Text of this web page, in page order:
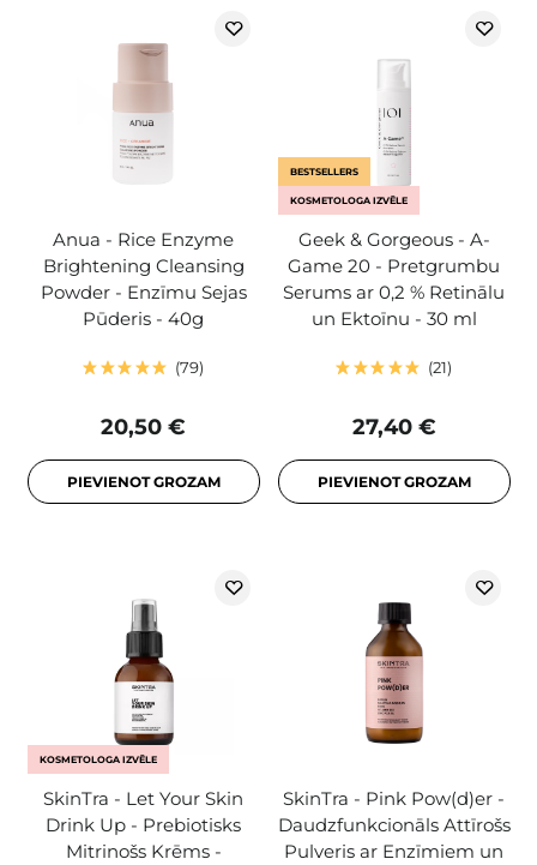
Anua - Rice Enzyme
Brightening Cleansing
Powder - Enzīmu Sejas
Pūderis - 40g
79
20,50 €
PIEVIENOT GROZAM
BESTSELLERS
KOSMETOLOGA IZVĒLE
Geek & Gorgeous - A-
Game 20 - Pretgrumbu
Serums ar 0,2 % Retinālu
un Ektoīnu - 30 ml
21
27,40 €
PIEVIENOT GROZAM
KOSMETOLOGA IZVĒLE
SkinTra - Let Your Skin
Drink Up - Prebiotisks
Mitrinošs Krēms -
SkinTra - Pink Pow(d)er -
Daudzfunkcionāls Attīrošs
Pulveris ar Enzīmiem un